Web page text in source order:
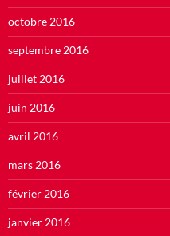
octobre 2016
septembre 2016
juillet 2016
juin 2016
avril 2016
mars 2016
février 2016
janvier 2016